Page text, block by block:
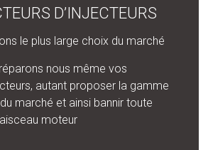
D’INJECTEURS
le plus large choix du marché
nous même vos
autant proposer la gamme
marché et ainsi bannir toute
moteur